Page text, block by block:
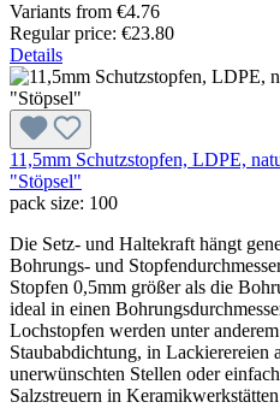
Variants from €4.76
Regular price: €23.80
Details
11,5mm Schutzstopfen, LDPE,
"Stöpsel"
pack size: 100
Die Setz- und Haltekraft hängt
Bohrungs- und
Stopfen 0,5mm größer als die
ideal in einen
Lochstopfen werden unter
Staubabdichtung, in Lackierereien
unerwünschten Stellen oder
Salzstreuern in